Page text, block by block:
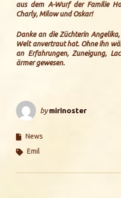
aus dem A-Wurf der Familie
Charly, Milow und Oskar!
Danke an die Züchterin
Welt anvertraut hat. Ohne ihn
an Erfahrungen, Zuneigung,
ärmer gewesen.
bymirinoster
News
Emil